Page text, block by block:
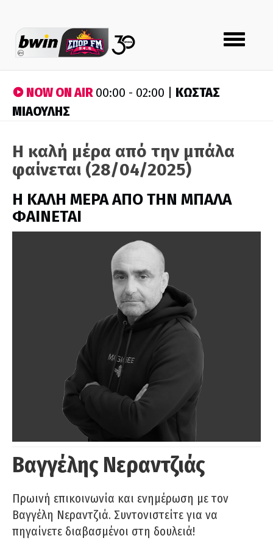
Toggle
navigation
NOW ON AIR00:00 - 02:00 | ΚΩΣΤΑΣ
ΜΙΑΟΥΛΗΣ
Η καλή μέρα από την μπάλα
φαίνεται (28/04/2025)
H ΚΑΛΗ ΜΕΡΑ ΑΠΟ ΤΗΝ ΜΠΑΛΑ
ΦΑΙΝΕΤΑΙ
Βαγγέλης Νεραντζιάς
Πρωινή επικοινωνία και ενημέρωση με τον
Βαγγέλη Νεραντζιά. Συντονιστείτε για να
πηγαίνετε διαβασμένοι στη δουλειά!